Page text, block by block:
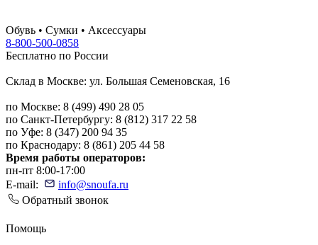
Обувь • Сумки • Аксессуары
8-800-500-0858
Бесплатно по России
Склад в Москве: ул. Большая Семеновская, 16
по Москве: 8 (499) 490 28 05
по Санкт-Петербургу: 8 (812) 317 22 58
по Уфе: 8 (347) 200 94 35
по Краснодару: 8 (861) 205 44 58
Время работы операторов:
пн-пт 8:00-17:00
E-mail:
info@snoufa.ru
Обратный звонок
Помощь